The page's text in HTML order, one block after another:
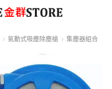
氣動式吸塵除塵槍 集塵器組合